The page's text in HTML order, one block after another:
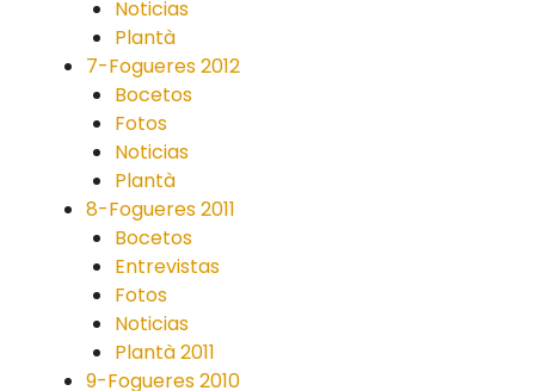
Noticias
Plantà
7-Fogueres 2012
Bocetos
Fotos
Noticias
Plantà
8-Fogueres 2011
Bocetos
Entrevistas
Fotos
Noticias
Plantà 2011
9-Fogueres 2010